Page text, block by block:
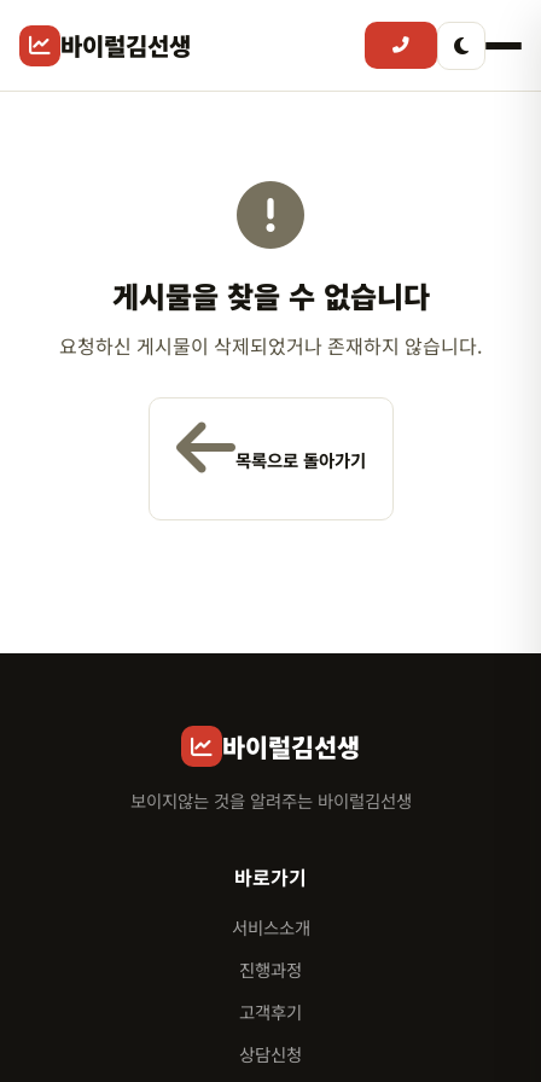
바이럴김선생
게시물을 찾을 수 없습니다
요청하신 게시물이 삭제되었거나 존재하지 않습니다.
목록으로 돌아가기
바이럴김선생
보이지않는 것을 알려주는 바이럴김선생
바로가기
서비스소개
진행과정
고객후기
상담신청